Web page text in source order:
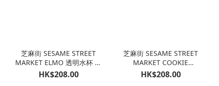
芝麻街 SESAME STREET
MARKET ELMO 透明水杯 飲
筒杯 吸管杯
HK$208.00
芝麻街 SESAME STREET
MARKET COOKIE
MONSTER 透明水杯 飲筒杯
吸管杯 餅乾怪獸
HK$208.00